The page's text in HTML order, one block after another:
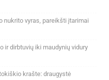
nukrito vyras, pareikšti įtarimai
ir dirbtuvių iki maudynių vidury
krašte: draugystė